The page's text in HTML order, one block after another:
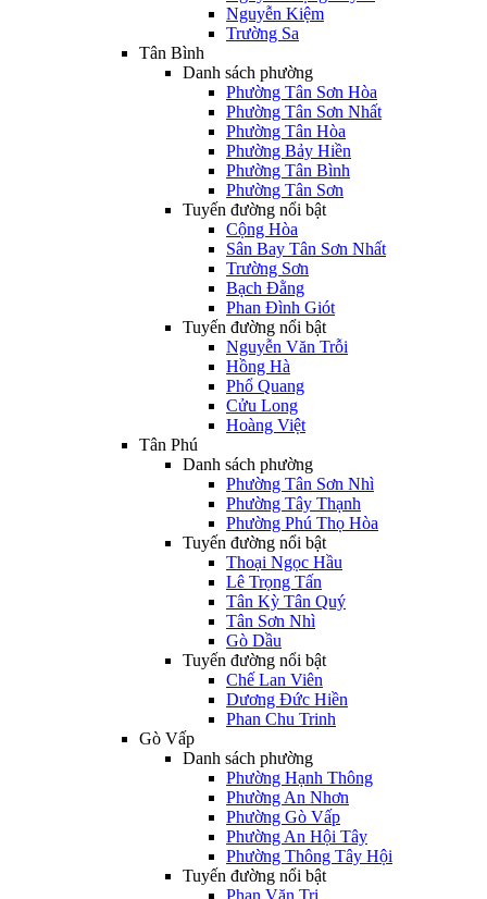
Nguyễn Kiệm
Trường Sa
Tân Bình
Danh sách phường
Phường Tân Sơn Hòa
Phường Tân Sơn Nhất
Phường Tân Hòa
Phường Bảy Hiền
Phường Tân Bình
Phường Tân Sơn
Tuyến đường nổi bật
Cộng Hòa
Sân Bay Tân Sơn Nhất
Trường Sơn
Bạch Đằng
Phan Đình Giót
Tuyến đường nổi bật
Nguyễn Văn Trỗi
Hồng Hà
Phổ Quang
Cửu Long
Hoàng Việt
Tân Phú
Danh sách phường
Phường Tân Sơn Nhì
Phường Tây Thạnh
Phường Phú Thọ Hòa
Tuyến đường nổi bật
Thoại Ngọc Hầu
Lê Trọng Tấn
Tân Kỳ Tân Quý
Tân Sơn Nhì
Gò Dầu
Tuyến đường nổi bật
Chế Lan Viên
Dương Đức Hiền
Phan Chu Trinh
Gò Vấp
Danh sách phường
Phường Hạnh Thông
Phường An Nhơn
Phường Gò Vấp
Phường An Hội Tây
Phường Thông Tây Hội
Tuyến đường nổi bật
Phan Văn Trị